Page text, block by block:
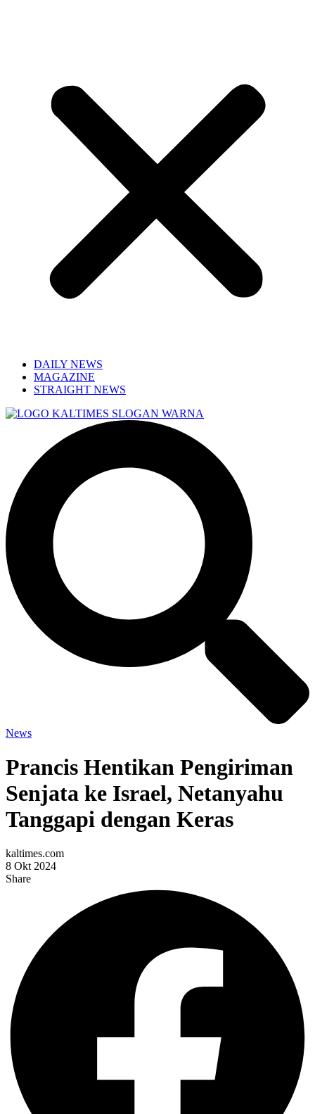
DAILY NEWS
MAGAZINE
STRAIGHT NEWS
News
Prancis Hentikan Pengiriman
Senjata ke Israel, Netanyahu
Tanggapi dengan Keras
kaltimes.com
8 Okt 2024
Share